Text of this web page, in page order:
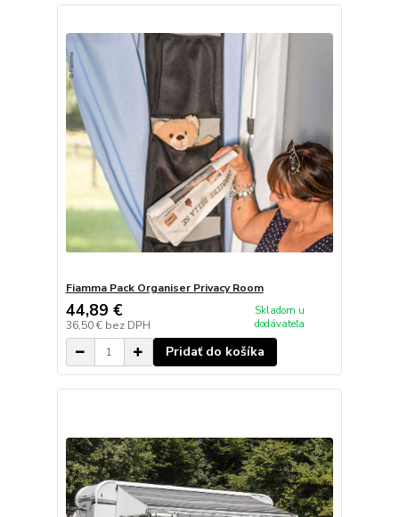
Fiamma Pack Organiser Privacy Room
44,89 €
36,50 € bez DPH
Skladom u
dodávateľa
Pridať do košíka